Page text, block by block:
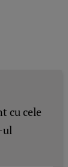
cu cele
ul